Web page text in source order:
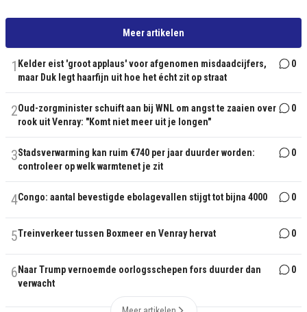
Meer artikelen
1 Kelder eist 'groot applaus' voor afgenomen misdaadcijfers,
maar Duk legt haarfijn uit hoe het écht zit op straat
0
2Oud-zorgminister schuift aan bij WNL om angst te zaaien over
rook uit Venray: "Komt niet meer uit je longen"
0
3Stadsverwarming kan ruim €740 per jaar duurder worden:
controleer op welk warmtenet je zit
0
4Congo: aantal bevestigde ebolagevallen stijgt tot bijna 4000 0
5Treinverkeer tussen Boxmeer en Venray hervat 0
6 Naar Trump vernoemde oorlogsschepen fors duurder dan
verwacht
0